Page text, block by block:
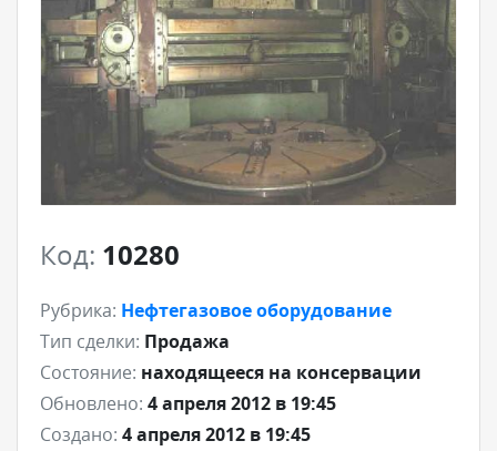
Код: 10280
Рубрика: Нефтегазовое оборудование
Тип сделки: Продажа
Состояние: находящееся на консервации
Обновлено: 4 апреля 2012 в 19:45
Создано: 4 апреля 2012 в 19:45